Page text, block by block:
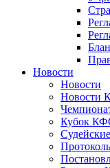
Новости
Новости
Новости
Кубок